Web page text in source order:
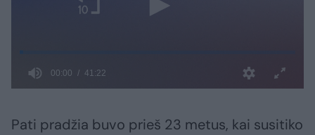
Pati pradžia buvo prieš 23 metus, kai susitiko